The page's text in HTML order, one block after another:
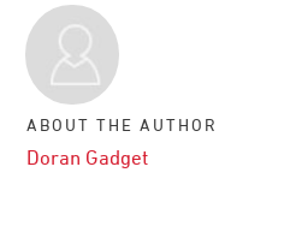
ABOUT THE AUTHOR
Doran Gadget